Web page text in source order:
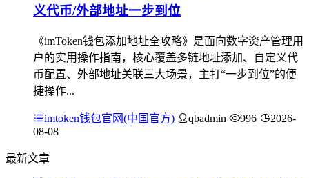
义代币/外部地址一步到位
《imToken钱包添加地址全攻略》是面向数字资产管理用
户的实用操作指南，核心覆盖多链地址添加、自定义代
币配置、外部地址关联三大场景，主打“一步到位”的便
捷操作...
imtoken钱包官网(中国官方) qbadmin 996
2026-
08-08
最新文章